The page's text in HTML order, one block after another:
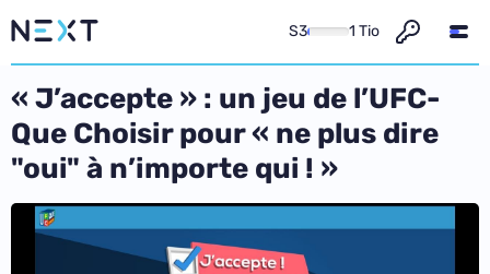
S3 1 Tio
« J’accepte » : un jeu de l’UFC-
Que Choisir pour « ne plus dire
"oui" à n’importe qui ! »